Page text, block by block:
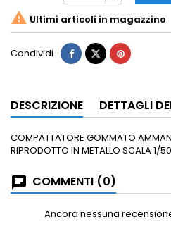
 Ultimi articoli in magazzino
Condividi
DESCRIZIONE DETTAGLI
COMPATTATORE GOMMATO
RIPRODOTTO IN METALLO SCALA 1/50
COMMENTI (0)
Ancora nessuna